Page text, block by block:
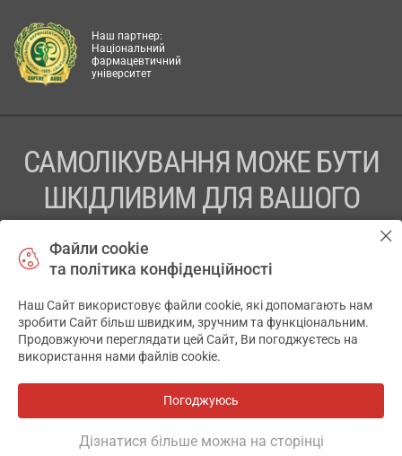
Наш партнер:
Національний
фармацевтичний
університет
САМОЛІКУВАННЯ МОЖЕ БУТИ
ШКІДЛИВИМ ДЛЯ ВАШОГО
ПЕРЕД ЗАСТОСУВАННЯМ ПРЕПАРАТУ ПРОКОНСУЛЬТУЙТЕСЬ
ТОВ «АПТЕКА 911.ЮА» Код ЄДРПОУ 43631965.
Відмова від відповідальності
© 2014-2026. Медична інформаційна система АПТЕКА911.ЮА
Файли cookie
та політика конфіденційності
Наш Сайт використовує файли cookie, які допомагають нам
зробити Сайт більш швидким, зручним та функціональним.
Продовжуючи переглядати цей Сайт, Ви погоджуєтесь на
використання нами файлів cookie.
Погоджуюсь
Дізнатися більше можна на сторінці
✕